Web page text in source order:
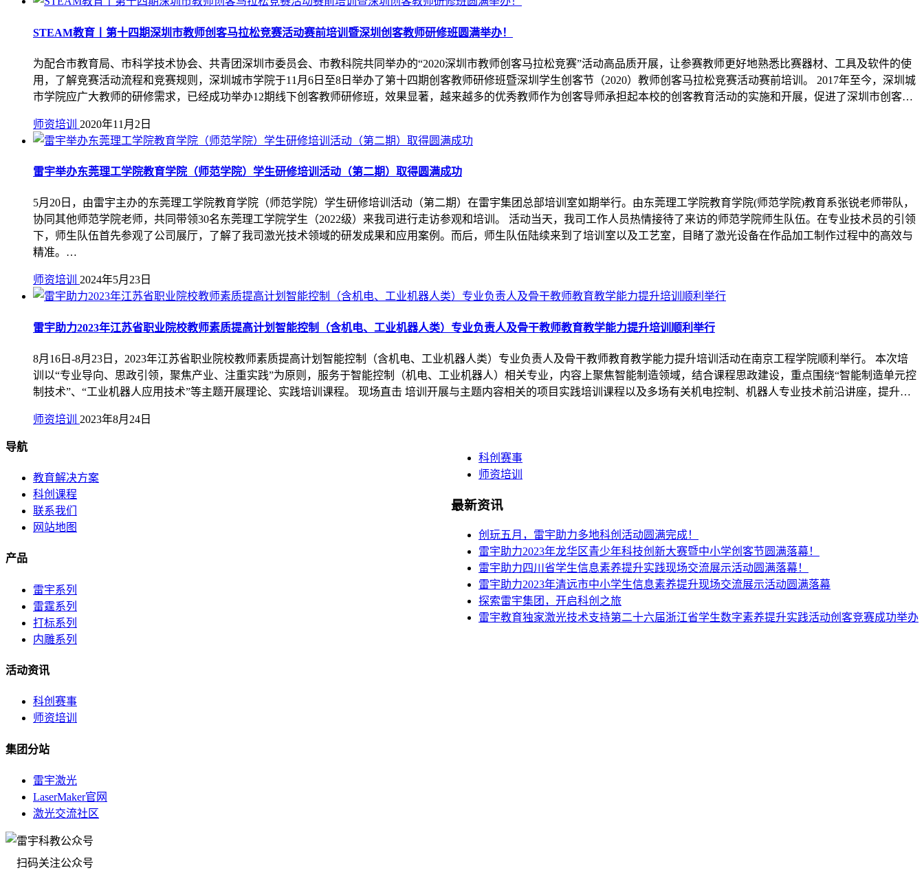
STEAM教育丨第十四期深圳市教师创客马拉松竞赛活动赛前培训暨深圳创客教师研修班圆满举办！
为配合市教育局、市科学技术协会、共青团深圳市委员会、市教科院共同举办的“2020深圳市教师创客马拉松竞赛”活动高品质开展，让参赛教师更好地熟悉比赛器材、工具及软件的使
用，了解竞赛活动流程和竞赛规则，深圳城市学院于11月6日至8日举办了第十四期创客教师研修班暨深圳学生创客节（2020）教师创客马拉松竞赛活动赛前培训。 2017年至今，深圳城
市学院应广大教师的研修需求，已经成功举办12期线下创客教师研修班，效果显著，越来越多的优秀教师作为创客导师承担起本校的创客教育活动的实施和开展，促进了深圳市创客…
师资培训 2020年11月2日
雷宇举办东莞理工学院教育学院（师范学院）学生研修培训活动（第二期）取得圆满成功
5月20日，由雷宇主办的东莞理工学院教育学院（师范学院）学生研修培训活动（第二期）在雷宇集团总部培训室如期举行。由东莞理工学院教育学院(师范学院)教育系张锐老师带队，
协同其他师范学院老师，共同带领30名东莞理工学院学生（2022级）来我司进行走访参观和培训。 活动当天，我司工作人员热情接待了来访的师范学院师生队伍。在专业技术员的引领
下，师生队伍首先参观了公司展厅，了解了我司激光技术领域的研发成果和应用案例。而后，师生队伍陆续来到了培训室以及工艺室，目睹了激光设备在作品加工制作过程中的高效与
精准。…
师资培训 2024年5月23日
雷宇助力2023年江苏省职业院校教师素质提高计划智能控制（含机电、工业机器人类）专业负责人及骨干教师教育教学能力提升培训顺利举行
8月16日-8月23日，2023年江苏省职业院校教师素质提高计划智能控制（含机电、工业机器人类）专业负责人及骨干教师教育教学能力提升培训活动在南京工程学院顺利举行。 本次培
训以“专业导向、思政引领，聚焦产业、注重实践”为原则，服务于智能控制（机电、工业机器人）相关专业，内容上聚焦智能制造领域，结合课程思政建设，重点围绕“智能制造单元控
制技术”、“工业机器人应用技术”等主题开展理论、实践培训课程。 现场直击 培训开展与主题内容相关的项目实践培训课程以及多场有关机电控制、机器人专业技术前沿讲座，提升…
师资培训 2023年8月24日
科创赛事
师资培训
最新资讯
创玩五月，雷宇助力多地科创活动圆满完成！
雷宇助力2023年龙华区青少年科技创新大赛暨中小学创客节圆满落幕！
雷宇助力四川省学生信息素养提升实践现场交流展示活动圆满落幕！
雷宇助力2023年清远市中小学生信息素养提升现场交流展示活动圆满落幕
探索雷宇集团，开启科创之旅
雷宇教育独家激光技术支持第二十六届浙江省学生数字素养提升实践活动创客竞赛成功举办
导航
教育解决方案
科创课程
联系我们
网站地图
产品
雷宇系列
雷霆系列
打标系列
内雕系列
活动资讯
科创赛事
师资培训
集团分站
雷宇激光
LaserMaker官网
激光交流社区
扫码关注公众号